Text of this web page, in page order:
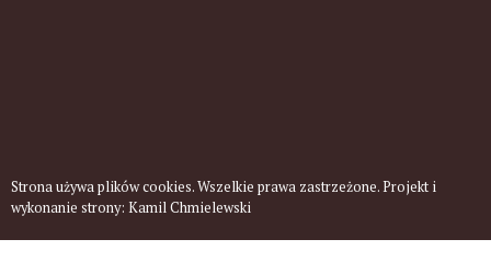
Strona używa plików cookies. Wszelkie prawa zastrzeżone. Projekt i
wykonanie strony: Kamil Chmielewski